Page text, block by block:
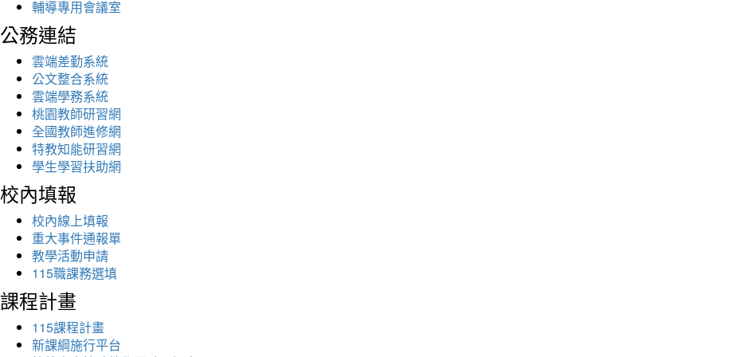
輔導專用會議室
公務連結
雲端差勤系統
公文整合系統
雲端學務系統
桃園教師研習網
全國教師進修網
特教知能研習網
學生學習扶助網
校內填報
校內線上填報
重大事件通報單
教學活動申請
115職課務選填
課程計畫
115課程計畫
新課綱施行平台